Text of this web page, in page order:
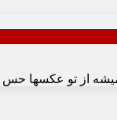
از تو عکسها حس